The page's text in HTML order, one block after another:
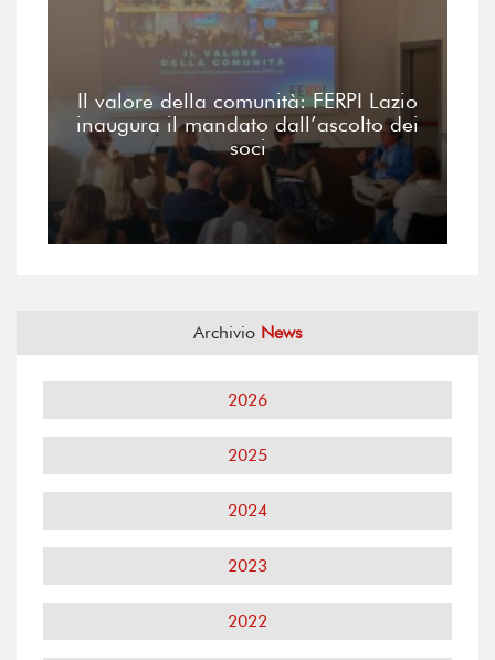
Il valore della comunità: FERPI Lazio
inaugura il mandato dall’ascolto dei
soci
Archivio News
2026
2025
2024
2023
2022